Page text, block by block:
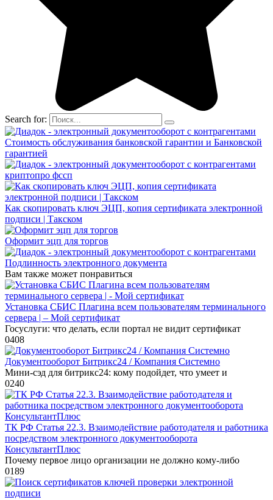
Search for:
Стоимость обслуживания банковской гарантии и Банковской
гарантией
криптопро фссп
Как скопировать ключ ЭЦП, копия сертификата электронной
подписи | Такском
Оформит эцп для торгов
Подлинность электронного документа
Вам также может понравиться
Установка СБИС Плагина всем пользователям терминального
сервера | – Мой сертификат
Госуслуги: что делать, если портал не видит сертификат
0408
Документооборот Битрикс24 / Компания Системно
Мини-сэд для битрикс24: кому подойдет, что умеет и
0240
ТК РФ Статья 22.3. Взаимодействие работодателя и работника
посредством электронного документооборота
КонсультантПлюс
Почему первое лицо организации не должно кому-либо
0189